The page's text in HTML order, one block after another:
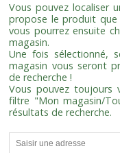
Vous pouvez localiser
propose le produit que
vous pourrez ensuite
magasin.
Une fois sélectionné,
magasin vous seront
de recherche !
Vous pouvez toujours
filtre "Mon magasin/
résultats de recherche.